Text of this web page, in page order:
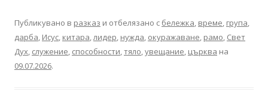
Публикувано в разказ и отбелязано с бележка, време, група,
дарба, Исус, китара,лидер, нужда, окуражаване, рамо, Свет
Дух, служение, способности,тяло,увещание, църква на
09.07.2026.